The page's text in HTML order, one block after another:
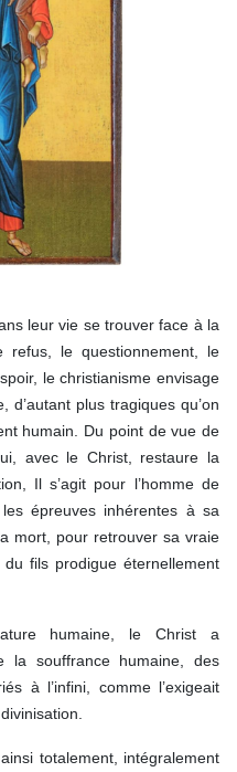
leur vie se trouver face à la
le questionnement, le
le christianisme envisage
plus tragiques qu’on
humain. Du point de vue de
avec le Christ, restaure la
Il s’agit pour l’homme de
épreuves inhérentes à sa
mort, pour retrouver sa vraie
fils prodigue éternellement
humaine, le Christ a
la souffrance humaine, des
à l’infini, comme l’exigeait
totalement, intégralement